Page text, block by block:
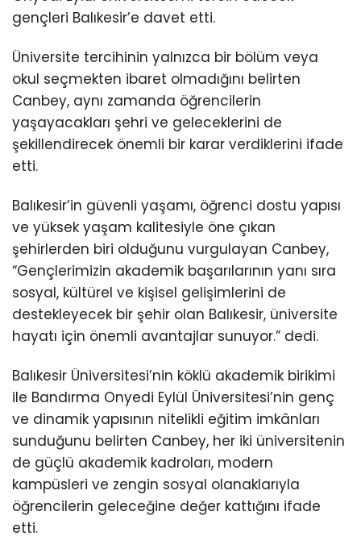
gençleri Balıkesir’e davet etti.
Üniversite tercihinin yalnızca bir bölüm veya
okul seçmekten ibaret olmadığını belirten
Canbey, aynı zamanda öğrencilerin
yaşayacakları şehri ve geleceklerini de
şekillendirecek önemli bir karar verdiklerini ifade
etti.
Balıkesir’in güvenli yaşamı, öğrenci dostu yapısı
ve yüksek yaşam kalitesiyle öne çıkan
şehirlerden biri olduğunu vurgulayan Canbey,
“Gençlerimizin akademik başarılarının yanı sıra
sosyal, kültürel ve kişisel gelişimlerini de
destekleyecek bir şehir olan Balıkesir, üniversite
hayatı için önemli avantajlar sunuyor.” dedi.
Balıkesir Üniversitesi’nin köklü akademik birikimi
ile Bandırma Onyedi Eylül Üniversitesi’nin genç
ve dinamik yapısının nitelikli eğitim imkânları
sunduğunu belirten Canbey, her iki üniversitenin
de güçlü akademik kadroları, modern
kampüsleri ve zengin sosyal olanaklarıyla
öğrencilerin geleceğine değer kattığını ifade
etti.